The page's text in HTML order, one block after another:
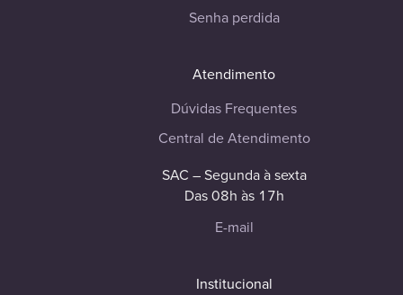
Senha perdida
Atendimento
Dúvidas Frequentes
Central de Atendimento
SAC – Segunda à sexta
Das 08h às 17h
E-mail
Institucional